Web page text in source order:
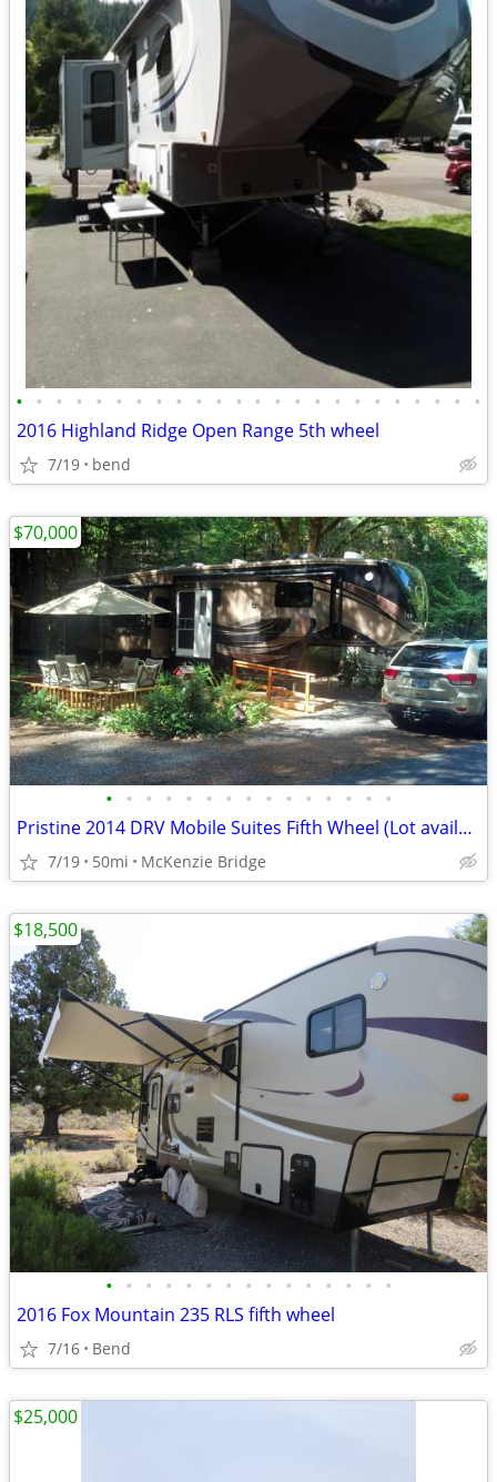
• • • • • • • • • • • • • • • • • • • • • • • •
2016 Highland Ridge Open Range 5th wheel
7/19 bend
• • • • • • • • • • • • • • •
Pristine 2014 DRV Mobile Suites Fifth Wheel (Lot available separately)
7/19 50mi McKenzie Bridge
$70,000
• • • • • • • • • • • • • • •
2016 Fox Mountain 235 RLS fifth wheel
7/16 Bend
$18,500
$25,000